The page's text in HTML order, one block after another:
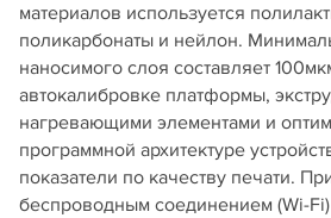
материалов используется
поликарбонаты и нейлон.
наносимого слоя составляет
автокалибровке платформы,
нагревающими элементами и
программной архитектуре
показатели по качеству печати.
беспроводным соединением (Wi-